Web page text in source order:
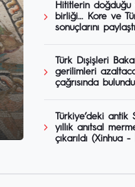
Hititlerin
birliği… Kore ve
sonuçlarını
Türk Dışişleri
gerilimleri
çağrısında
Türkiye’deki antik
yıllık anıtsal
çıkarıldı (Xinhua